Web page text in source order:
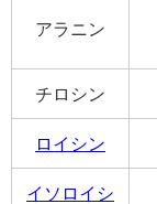
アラニン
チロシン
ロイシン
イソロイシ